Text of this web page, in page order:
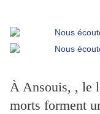
À Ansouis, , le
morts forment